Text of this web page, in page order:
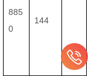
885
0
144